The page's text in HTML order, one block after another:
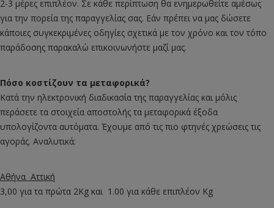
2-3 μέρες επιπλέον. Σε κάθε περίπτωση θα ενημερωθείτε αμέσως
για την πορεία της παραγγελίας σας. Εάν πρέπει να μας δώσετε
κάποιες συγκεκριμένες οδηγίες σχετικά με τον χρόνο και τον τόπο
παράδοσης παρακαλώ επικοινωνήστε μαζί μας.
Πόσο κοστίζουν τα μεταφορικά?
Κατά την ηλεκτρονική διαδικασία της παραγγελίας και μόλις
περάσετε τα στοιχεία αποστολής τα μεταφορικά έξοδα
υπολογίζοντα αυτόματα. Έχουμε από τις πιο φτηνές χρεώσεις τις
αγοράς. Αναλυτικά:
Αθήνα Αττική
3,00 για τα πρώτα 2Kg και 1.00 για κάθε επιπλέον Kg